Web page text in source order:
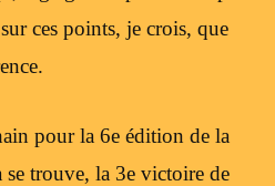
ces points, je crois, que
pour la 6e édition de la
trouve, la 3e victoire de